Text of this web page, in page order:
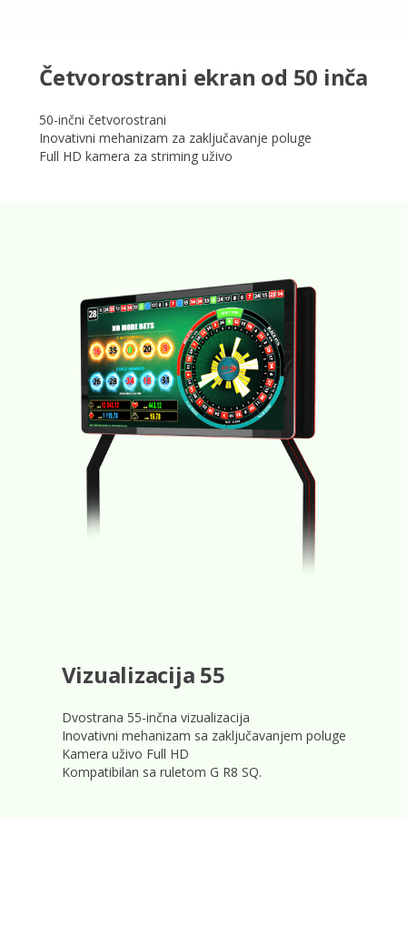
Četvorostrani ekran od 50 inča
50-inčni četvorostrani
Inovativni mehanizam za zaključavanje poluge
Full HD kamera za striming uživo
Vizualizacija 55
Dvostrana 55-inčna vizualizacija
Inovativni mehanizam sa zaključavanjem poluge
Kamera uživo Full HD
Kompatibilan sa ruletom G R8 SQ.